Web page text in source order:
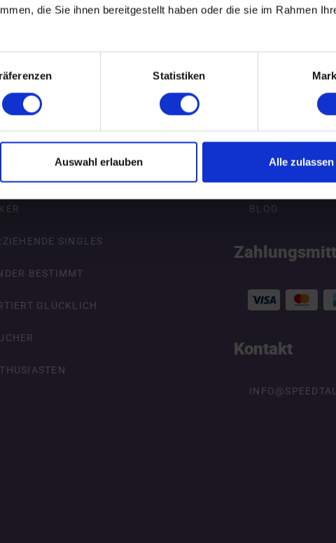
die Sie ihnen bereitgestellt haben oder die sie im Rahmen
Statistiken
Auswahl erlauben Alle zulassen
SINGLES
BESTIMMT
GLÜCKLICH
Nützliche
BLOG
Kontakt